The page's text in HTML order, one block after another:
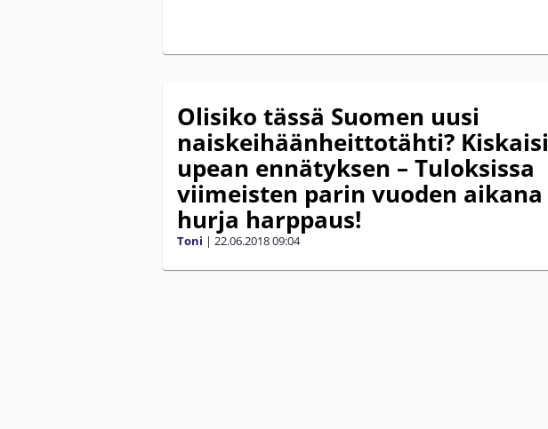
Olisiko tässä Suomen uusi
naiskeihäänheittotähti? Kiskaisi
upean ennätyksen – Tuloksissa
viimeisten parin vuoden aikana
hurja harppaus!
Toni | 22.06.201809:04